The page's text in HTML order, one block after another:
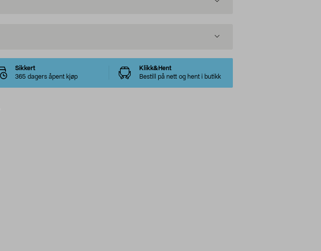
Sikkert
365 dagers åpent kjøp
Klikk&Hent
Bestill på nett og hent i butikk